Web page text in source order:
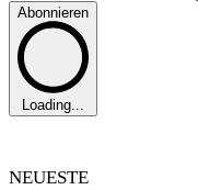
Abonnieren
Loading...
NEUESTE